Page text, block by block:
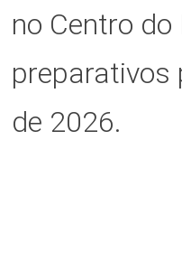
no Centro do
preparativos
de 2026.